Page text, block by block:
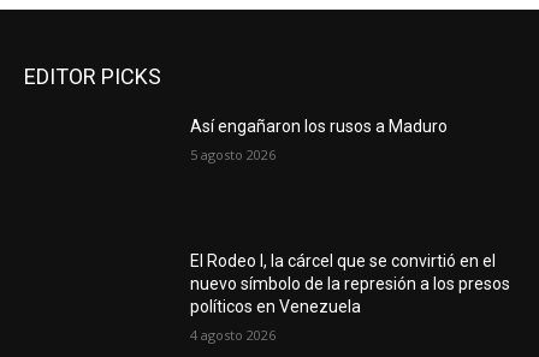
EDITOR PICKS
Así engañaron los rusos a Maduro
5 agosto 2026
El Rodeo I, la cárcel que se convirtió en el
nuevo símbolo de la represión a los presos
políticos en Venezuela
4 agosto 2026